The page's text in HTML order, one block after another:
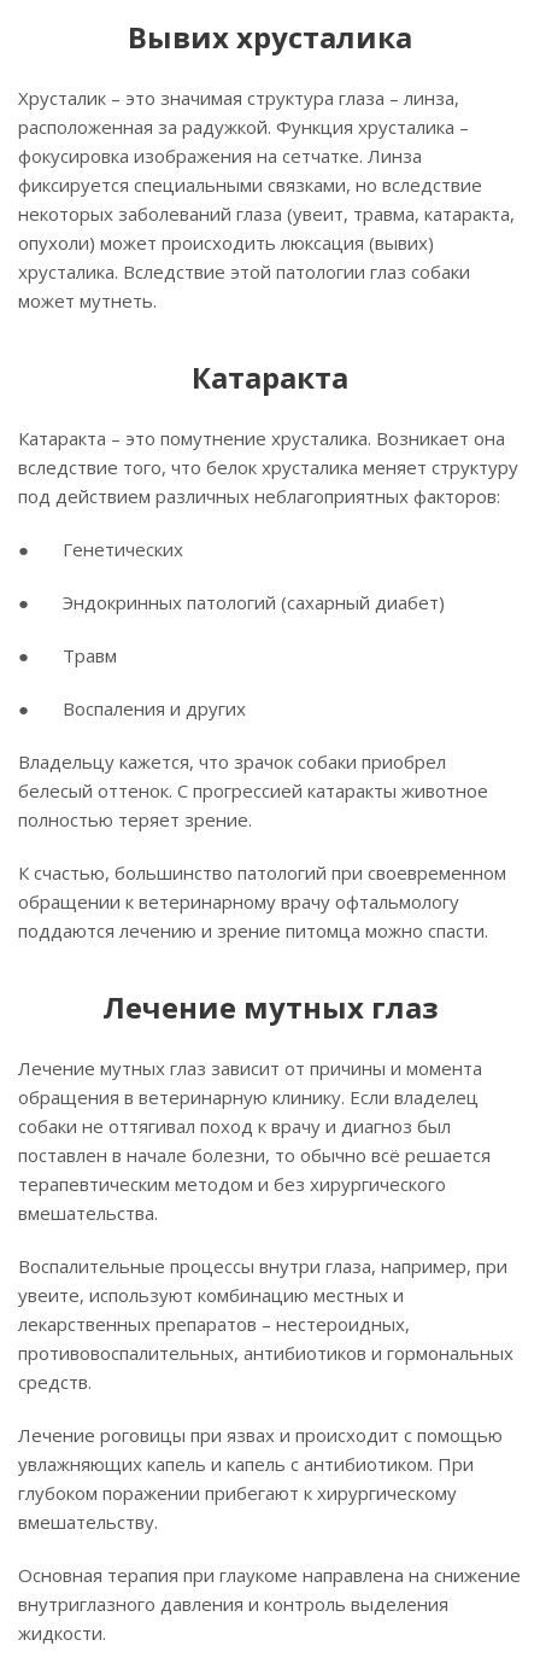
Вывих хрусталика
Хрусталик – это значимая структура глаза – линза,
расположенная за радужкой. Функция хрусталика –
фокусировка изображения на сетчатке. Линза
фиксируется специальными связками, но вследствие
некоторых заболеваний глаза (увеит, травма, катаракта,
опухоли) может происходить люксация (вывих)
хрусталика. Вследствие этой патологии глаз собаки
может мутнеть.
Катаракта
Катаракта – это помутнение хрусталика. Возникает она
вследствие того, что белок хрусталика меняет структуру
под действием различных неблагоприятных факторов:
● Генетических
● Эндокринных патологий (сахарный диабет)
● Травм
● Воспаления и других
Владельцу кажется, что зрачок собаки приобрел
белесый оттенок. С прогрессией катаракты животное
полностью теряет зрение.
К счастью, большинство патологий при своевременном
обращении к ветеринарному врачу офтальмологу
поддаются лечению и зрение питомца можно спасти.
Лечение мутных глаз
Лечение мутных глаз зависит от причины и момента
обращения в ветеринарную клинику. Если владелец
собаки не оттягивал поход к врачу и диагноз был
поставлен в начале болезни, то обычно всё решается
терапевтическим методом и без хирургического
вмешательства.
Воспалительные процессы внутри глаза, например, при
увеите, используют комбинацию местных и
лекарственных препаратов – нестероидных,
противовоспалительных, антибиотиков и гормональных
средств.
Лечение роговицы при язвах и происходит с помощью
увлажняющих капель и капель с антибиотиком. При
глубоком поражении прибегают к хирургическому
вмешательству.
Основная терапия при глаукоме направлена на снижение
внутриглазного давления и контроль выделения
жидкости.